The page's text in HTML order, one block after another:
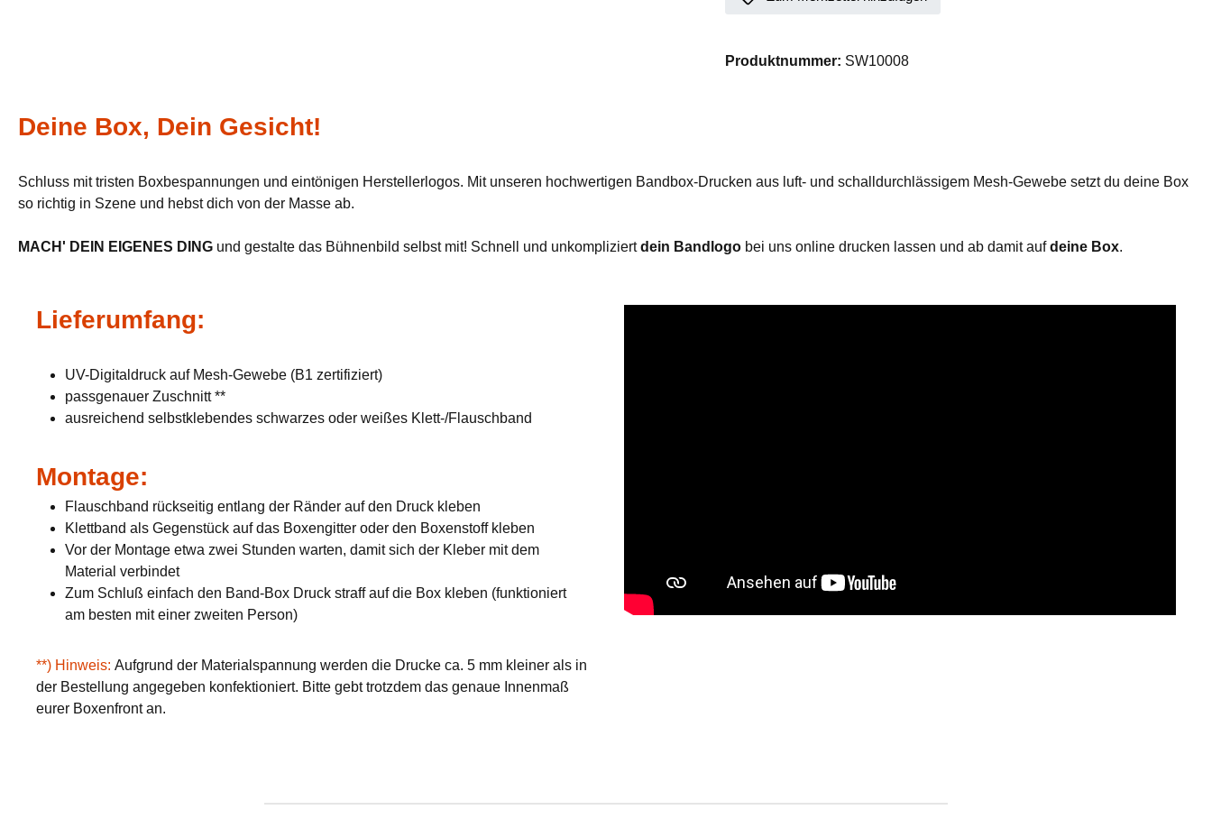
Produktnummer: SW10008
Deine Box, Dein Gesicht!
Schluss mit tristen Boxbespannungen und eintönigen Herstellerlogos. Mit unseren hochwertigen Bandbox-Drucken aus luft- und schalldurchlässigem Mesh-Gewebe setzt du deine Box
so richtig in Szene und hebst dich von der Masse ab.
MACH' DEIN EIGENES DING und gestalte das Bühnenbild selbst mit! Schnell und unkompliziertdein Bandlogo bei uns online drucken lassen und ab damit aufdeine Box.
Lieferumfang:
UV-Digitaldruck auf Mesh-Gewebe (B1 zertifiziert)
passgenauer Zuschnitt **
ausreichend selbstklebendes schwarzes oder weißes Klett-/Flauschband
Montage:
Flauschband rückseitig entlang der Ränder auf den Druck kleben
Klettband als Gegenstück auf das Boxengitter oder den Boxenstoff kleben
Vor der Montage etwa zwei Stunden warten, damit sich der Kleber mit dem
Material verbindet
Zum Schluß einfach den Band-Box Druck straff auf die Box kleben (funktioniert
am besten mit einer zweiten Person)
**) Hinweis: Aufgrund der Materialspannung werden die Drucke ca. 5 mm kleiner als in
der Bestellung angegeben konfektioniert. Bitte gebt trotzdem das genaue Innenmaß
eurer Boxenfront an.